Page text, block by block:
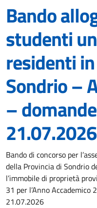
Bando
studenti
residenti
Sondrio –
–
21.07.2026
Dettagli
Bando di concorso per
della Provincia di Sondrio
l’immobile di proprietà
31 per l’Anno
21.07.2026